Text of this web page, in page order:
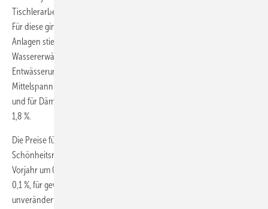
Tischlerarbeiten den größten Anteil am Preisindex für Wohngebäude.
Für diese gingen die Preise um 0,1 % zurück. Für Raumlufttechnische
Anlagen stiegen sie um 0,4 %, für Heizanlagen und zentrale
Wassererwärmungsanlagen sowie für Gas-, Wasser- und
Entwässerungsanlagen stiegen sie um 0,9 bzw. 0,8 %, für Nieder- und
Mittelspannungsanlagen um 1,2 %, für Gebäudeautomation um 0,6 %
und für Dämm- und Brandschutzarbeiten an technischen Anlagen um
1,8 %.
Die Preise für Instandhaltungsarbeiten an Wohngebäuden (ohne
Schönheitsreparaturen) nahmen im August 2020 gegenüber dem
Vorjahr um 0,6 % zu. Die Neubaupreise für Bürogebäude stiegen um
0,1 %, für gewerbliche Betriebsgebäude blieben die Preise
unverändert.